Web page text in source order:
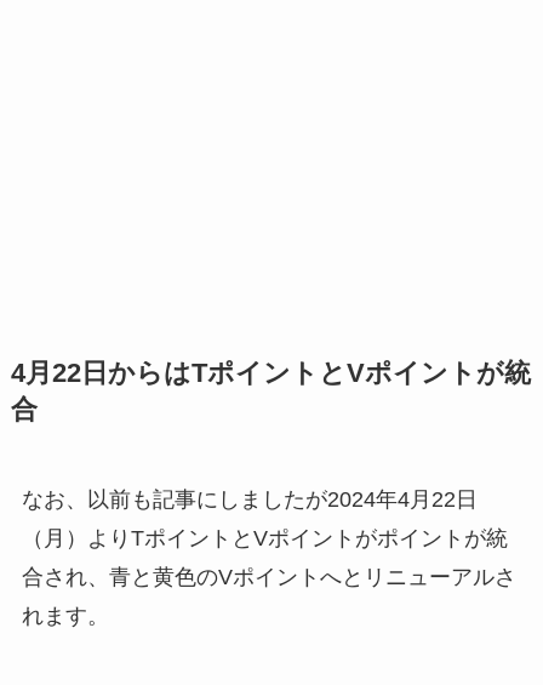
4月22日からはTポイントとVポイントが統
合
なお、以前も記事にしましたが2024年4月22日
（月）よりTポイントとVポイントがポイントが統
合され、青と黄色のVポイントへとリニューアルさ
れます。